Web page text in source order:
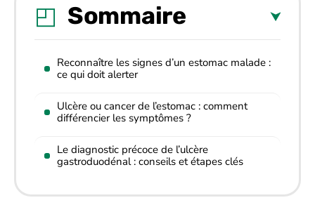
Sommaire
Reconnaître les signes d’un estomac malade :
ce qui doit alerter
Ulcère ou cancer de l’estomac : comment
différencier les symptômes ?
Le diagnostic précoce de l’ulcère
gastroduodénal : conseils et étapes clés